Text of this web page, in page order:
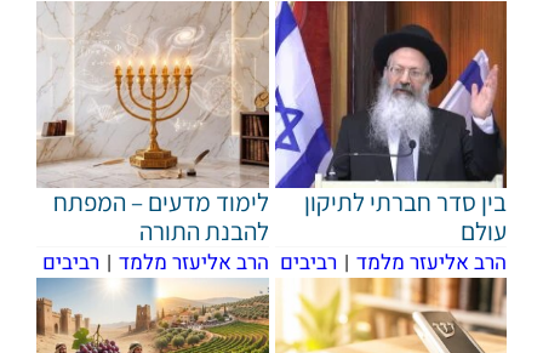
בין סדר חברתי לתיקון
עולם
הרב אליעזר מלמד | רביבים
לימוד מדעים – המפתח
להבנת התורה
הרב אליעזר מלמד | רביבים